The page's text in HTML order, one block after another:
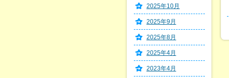
2025年10月
2025年9月
2025年8月
2025年4月
2023年4月